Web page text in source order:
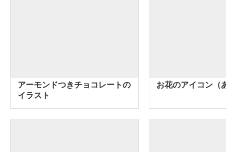
アーモンドつきチョコレートの
イラスト
お花のアイコン（